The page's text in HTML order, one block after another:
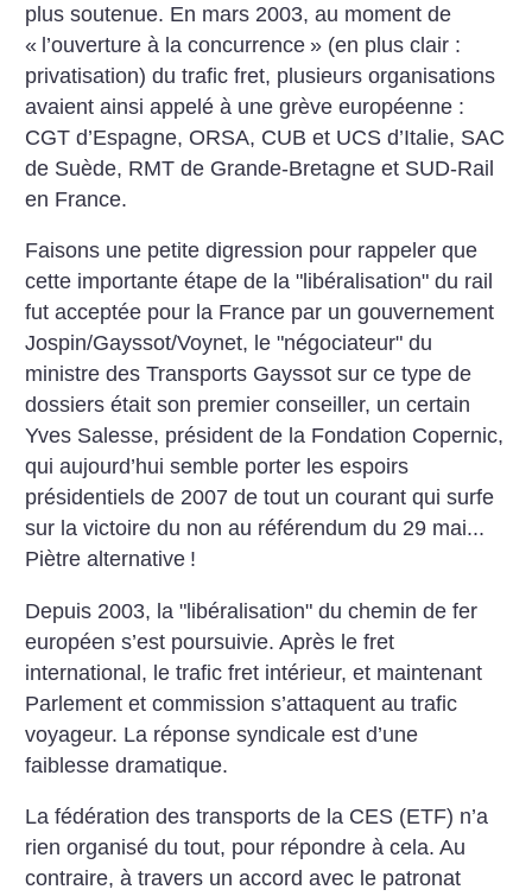
plus soutenue. En mars 2003, au moment de
« l’ouverture à la concurrence » (en plus clair :
privatisation) du trafic fret, plusieurs organisations
avaient ainsi appelé à une grève européenne :
CGT d’Espagne, ORSA, CUB et UCS d’Italie, SAC
de Suède, RMT de Grande-Bretagne et SUD-Rail
en France.
Faisons une petite digression pour rappeler que
cette importante étape de la "libéralisation" du rail
fut acceptée pour la France par un gouvernement
Jospin/Gayssot/Voynet, le "négociateur" du
ministre des Transports Gayssot sur ce type de
dossiers était son premier conseiller, un certain
Yves Salesse, président de la Fondation Copernic,
qui aujourd’hui semble porter les espoirs
présidentiels de 2007 de tout un courant qui surfe
sur la victoire du non au référendum du 29 mai...
Piètre alternative !
Depuis 2003, la "libéralisation" du chemin de fer
européen s’est poursuivie. Après le fret
international, le trafic fret intérieur, et maintenant
Parlement et commission s’attaquent au trafic
voyageur. La réponse syndicale est d’une
faiblesse dramatique.
La fédération des transports de la CES (ETF) n’a
rien organisé du tout, pour répondre à cela. Au
contraire, à travers un accord avec le patronat